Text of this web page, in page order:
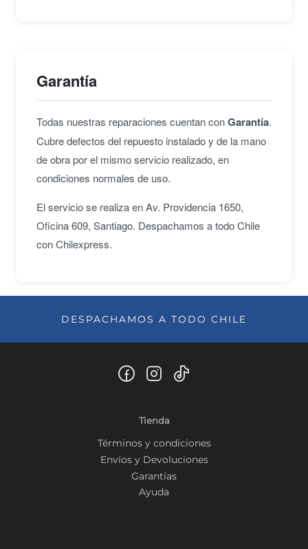
Garantía
Todas nuestras reparaciones cuentan conGarantía.
Cubre defectos del repuesto instalado y de la mano
de obra por el mismo servicio realizado, en
condiciones normales de uso.
El servicio se realiza en Av. Providencia 1650,
Oficina 609, Santiago. Despachamos a todo Chile
con Chilexpress.
DESPACHAMOS A TODO CHILE
Tienda
Términos y condiciones
Envíos y Devoluciones
Garantías
Ayuda